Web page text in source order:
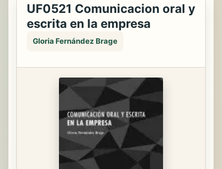
UF0521 Comunicacion oral y
escrita en la empresa
Gloria Fernández Brage